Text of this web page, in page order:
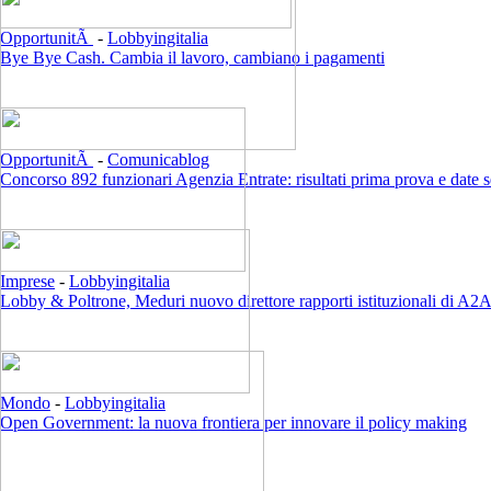
OpportunitÃ - Lobbyingitalia
Bye Bye Cash. Cambia il lavoro, cambiano i pagamenti
OpportunitÃ - Comunicablog
Concorso 892 funzionari Agenzia Entrate: risultati prima prova e date
Imprese - Lobbyingitalia
Lobby & Poltrone, Meduri nuovo direttore rapporti istituzionali di A2A
Mondo - Lobbyingitalia
Open Government: la nuova frontiera per innovare il policy making